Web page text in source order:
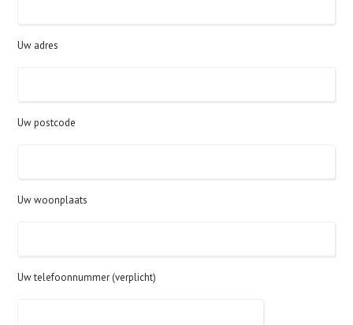
Uw adres
Uw postcode
Uw woonplaats
Uw telefoonnummer (verplicht)